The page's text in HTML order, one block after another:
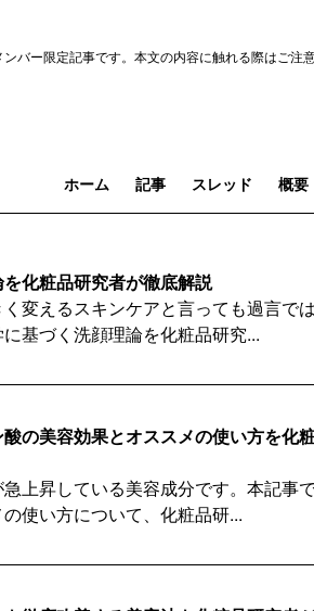
バー限定記事です。本文の内容に触れる際はご注意
ホーム 記事 スレッド 概要
化粧品研究者が徹底解説
変えるスキンケアと言っても過言で
基づく洗顔理論を化粧品研究...
の美容効果とオススメの使い方を化
上昇している美容成分です。本記事
使い方について、化粧品研...